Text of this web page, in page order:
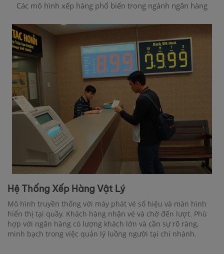
Các mô hình xếp hàng phổ biến trong ngành ngân hàng
Hệ Thống Xếp Hàng Vật Lý
Mô hình truyền thống với máy phát vé số hiệu và màn hình
hiển thị tại quầy. Khách hàng nhận vé và chờ đến lượt. Phù
hợp với ngân hàng có lượng khách lớn và cần sự rõ ràng,
minh bạch trong việc quản lý luồng người tại chi nhánh.